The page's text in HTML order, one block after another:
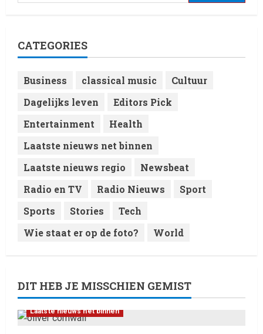
5
RTVchannel.com brengt je
entertainmentnieuws!
CATEGORIES
Business classical music
Cultuur
Dagelijks leven
Editors Pick
Entertainment
Health
Laatste nieuws net binnen
Laatste nieuws regio
Newsbeat
Radio en TV
Radio Nieuws
Sport
Sports
Stories
Tech
Wie staat er op de foto?
World
DIT HEB JE MISSCHIEN GEMIST
Laatste nieuws net binnen